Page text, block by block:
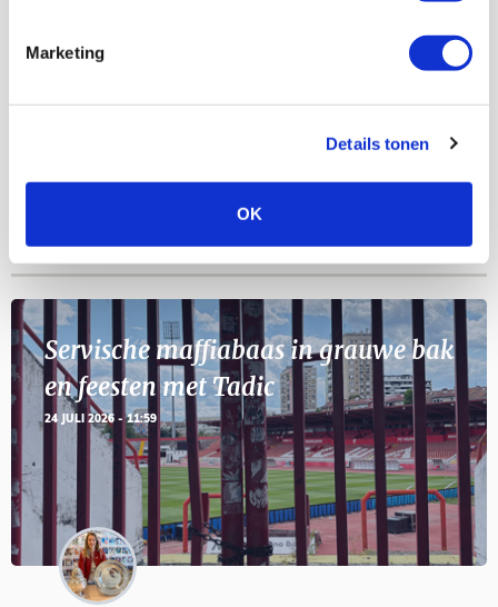
Marketing
Details tonen
OK
Selectiedag ballenjongens/-meiden
Geef Mij Maar Amsterdam
BLOGS
Servische maffiabaas in grauwe bak
en feesten met Tadic
24 JULI 2026 - 11:59